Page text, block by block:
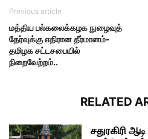
Previous article
மத்திய பல்கலைக்கழக நுழைவுத்
தேர்வுக்கு எதிரான தீர்மானம்-
தமிழக சட்டசபையில்
நிறைவேற்றம்..
RELATED
சதுரகிரி